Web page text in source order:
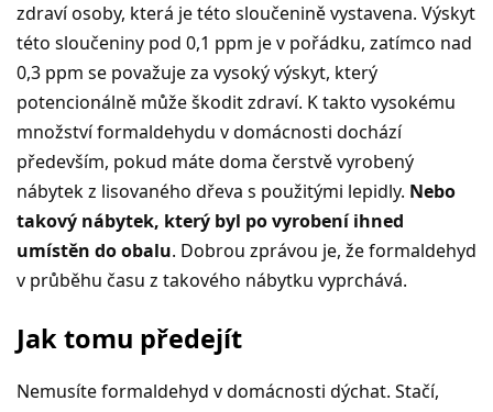
zdraví osoby, která je této sloučenině vystavena. Výskyt
této sloučeniny pod 0,1 ppm je v pořádku, zatímco nad
0,3 ppm se považuje za vysoký výskyt, který
potencionálně může škodit zdraví. K takto vysokému
množství formaldehydu v domácnosti dochází
především, pokud máte doma čerstvě vyrobený
nábytek z lisovaného dřeva s použitými lepidly. Nebo
takový nábytek, který byl po vyrobení ihned
umístěn do obalu. Dobrou zprávou je, že formaldehyd
v průběhu času z takového nábytku vyprchává.
Jak tomu předejít
Nemusíte formaldehyd v domácnosti dýchat. Stačí,